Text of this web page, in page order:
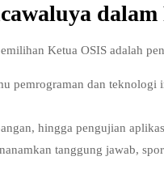
Ketua OSIS adalah
pemrograman dan
hingga pengujian
tanggung jawab,